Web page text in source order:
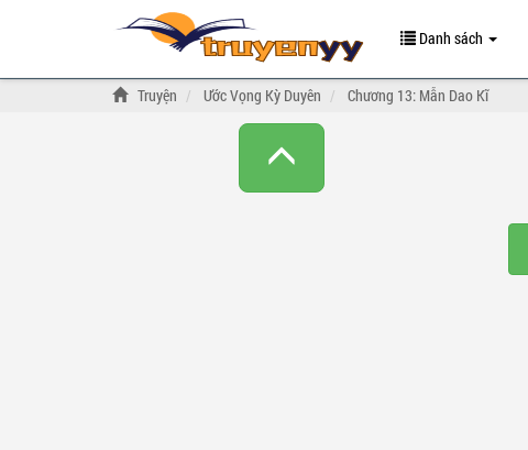
Danh sách
Truyện Ước Vọng Kỳ Duyên Chương 13: Mẫn Dao Kĩ